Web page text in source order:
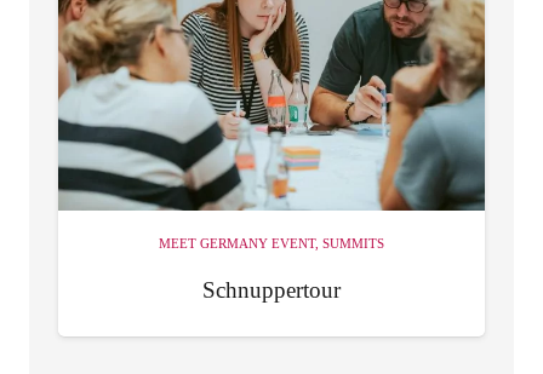
MEET GERMANY EVENT, SUMMITS
Schnuppertour